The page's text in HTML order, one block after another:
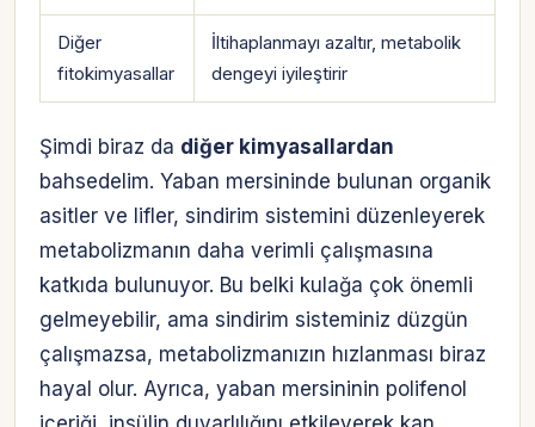
Diğer
fitokimyasallar
İltihaplanmayı azaltır, metabolik
dengeyi iyileştirir
Şimdi biraz da diğer kimyasallardan
bahsedelim. Yaban mersininde bulunan organik
asitler ve lifler, sindirim sistemini düzenleyerek
metabolizmanın daha verimli çalışmasına
katkıda bulunuyor. Bu belki kulağa çok önemli
gelmeyebilir, ama sindirim sisteminiz düzgün
çalışmazsa, metabolizmanızın hızlanması biraz
hayal olur. Ayrıca, yaban mersininin polifenol